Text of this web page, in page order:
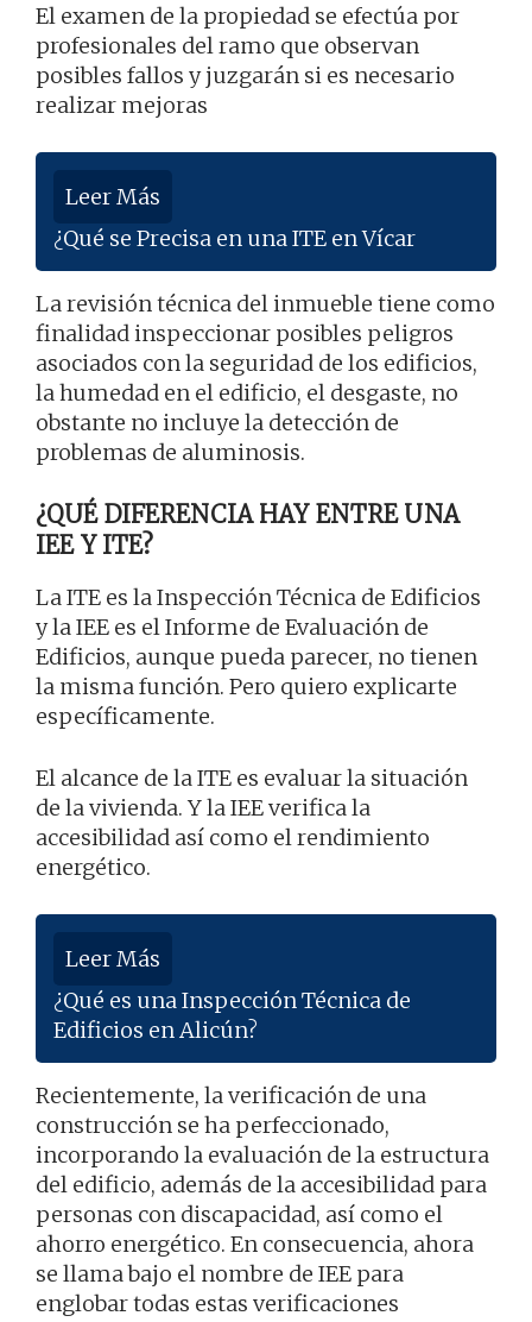
El examen de la propiedad se efectúa por
profesionales del ramo que observan
posibles fallos y juzgarán si es necesario
realizar mejoras
Leer Más
¿Qué se Precisa en una ITE en Vícar
La revisión técnica del inmueble tiene como
finalidad inspeccionar posibles peligros
asociados con la seguridad de los edificios,
la humedad en el edificio, el desgaste, no
obstante no incluye la detección de
problemas de aluminosis.
¿QUÉ DIFERENCIA HAY ENTRE UNA
IEE Y ITE?
La ITE es la Inspección Técnica de Edificios
y la IEE es el Informe de Evaluación de
Edificios, aunque pueda parecer, no tienen
la misma función. Pero quiero explicarte
específicamente.
El alcance de la ITE es evaluar la situación
de la vivienda. Y la IEE verifica la
accesibilidad así como el rendimiento
energético.
Leer Más
¿Qué es una Inspección Técnica de
Edificios en Alicún?
Recientemente, la verificación de una
construcción se ha perfeccionado,
incorporando la evaluación de la estructura
del edificio, además de la accesibilidad para
personas con discapacidad, así como el
ahorro energético. En consecuencia, ahora
se llama bajo el nombre de IEE para
englobar todas estas verificaciones